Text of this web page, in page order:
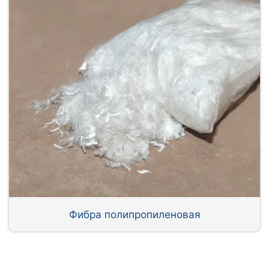
Фибра полипропиленовая